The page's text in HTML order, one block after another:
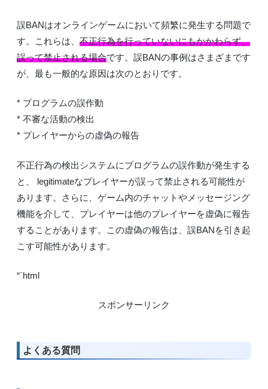
誤BANはオンラインゲームにおいて頻繁に発生する問題で
す。これらは、 不正行為を行っていないにもかかわらず、
誤って禁止される場合です。誤BANの事例はさまざまです
が、最も一般的な原因は次のとおりです。
* プログラムの誤作動
* 不審な活動の検出
* プレイヤーからの虚偽の報告
不正行為の検出システムにプログラムの誤作動が発生する
と、 legitimateなプレイヤーが誤って禁止される可能性が
あります。さらに、ゲーム内のチャットやメッセージング
機能を介して、プレイヤーは他のプレイヤーを虚偽に報告
することがあります。この虚偽の報告は、誤BANを引き起
こす可能性があります。
“`html
スポンサーリンク
よくある質問